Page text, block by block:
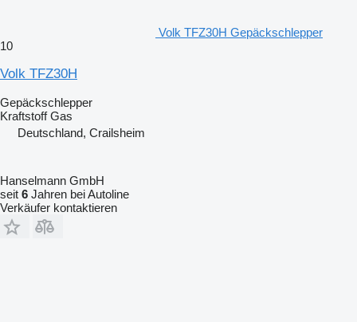
Volk TFZ30H Gepäckschlepper
10
Volk TFZ30H
Gepäckschlepper
Kraftstoff Gas
Deutschland, Crailsheim
Hanselmann GmbH
seit 6 Jahren bei Autoline
Verkäufer kontaktieren